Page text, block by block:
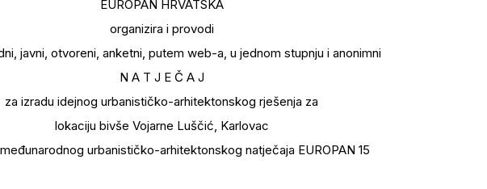
EUROPAN HRVATSKA
organizira i provodi
javni, otvoreni, anketni, putem web-a, u jednom stupnju i anonimni
N A T J E Č A J
za izradu idejnog urbanističko-arhitektonskog rješenja za
lokaciju bivše Vojarne Luščić, Karlovac
urbanističko-arhitektonskog natječaja EUROPAN 15